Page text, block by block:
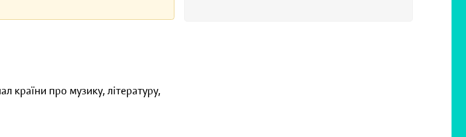
країни про музику, літературу,